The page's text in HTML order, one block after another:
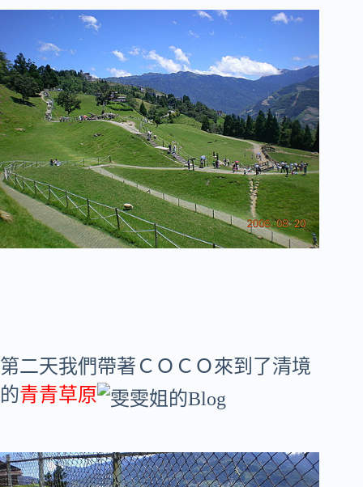
第二天我們帶著ＣＯＣＯ來到了清境
的青青草原